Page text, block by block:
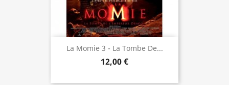
La Momie 3 - La Tombe De...
12,00 €